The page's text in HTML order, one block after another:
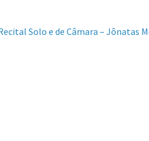
Solo e de Câmara – Jônatas